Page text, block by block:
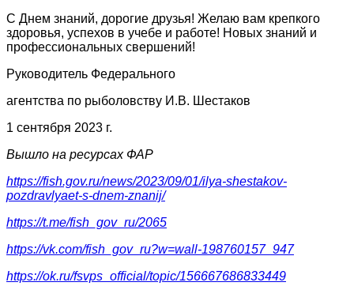
С Днем знаний, дорогие друзья! Желаю вам крепкого
здоровья, успехов в учебе и работе! Новых знаний и
профессиональных свершений!
Руководитель Федерального
агентства по рыболовству И.В. Шестаков
1 сентября 2023 г.
Вышло на ресурсах ФАР
https://fish.gov.ru/news/2023/09/01/ilya-shestakov-
pozdravlyaet-s-dnem-znanij/
https://t.me/fish_gov_ru/2065
https://vk.com/fish_gov_ru?w=wall-198760157_947
https://ok.ru/fsvps_official/topic/156667686833449